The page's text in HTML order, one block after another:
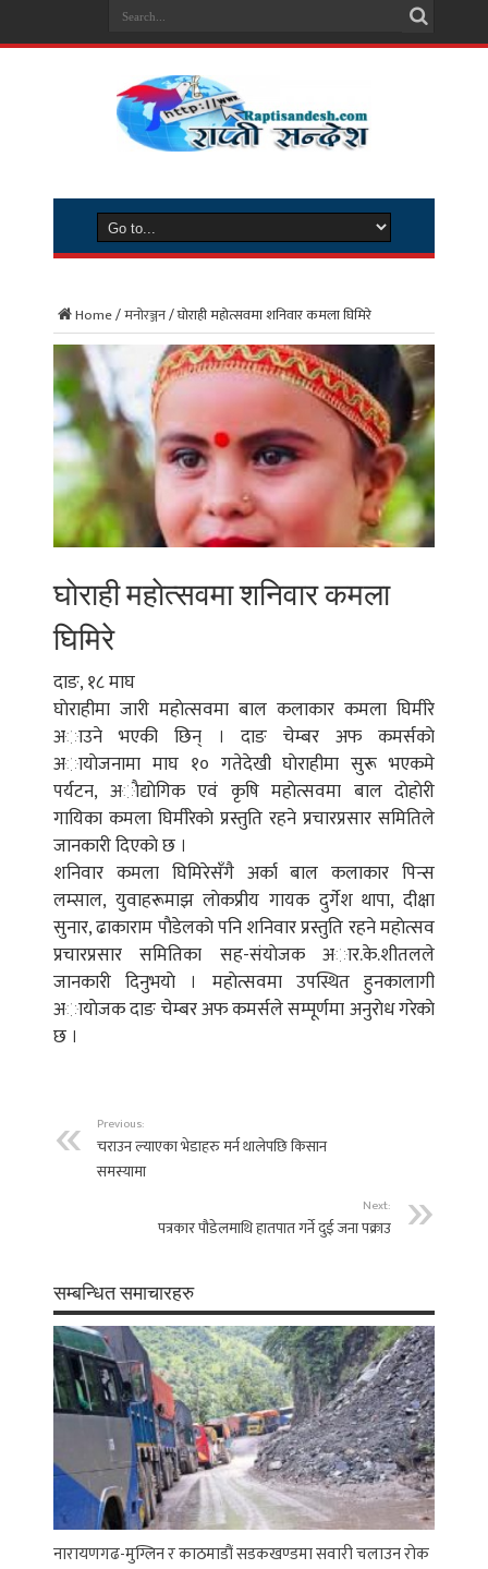
Home/मनोरञ्जन/घाेराही महाेत्सवमा शनिवार कमला घिमिरे
घाेराही महाेत्सवमा शनिवार कमला
घिमिरे
दाङ, १८ माघ
घाेराहीमा जारी महाेत्सवमा बाल कलाकार कमला घिमीरे
अाउने भएकी छिन् । दाङ चेम्बर अफ कमर्सकाे
अायाेजनामा माघ १० गतेदेखी घाेराहीमा सुरू भएकमे
पर्यटन, अाैद्याेगिक एवं कृषि महाेत्सवमा बाल दाेहाेरी
गायिका कमला घिमीरेकाे प्रस्तुति रहने प्रचारप्रसार समितिले
जानकारी दिएकाे छ ।
शनिवार कमला घिमिरेसँगै अर्का बाल कलाकार पिन्स
लम्साल, युवाहरूमाझ लाेकप्रीय गायक दुर्गेश थापा, दीक्षा
सुनार, ढाकाराम पाैडेलकाे पनि शनिवार प्रस्तुति रहने महाेत्सव
प्रचारप्रसार समितिका सह-संयाेजक अार.के.शीतलले
जानकारी दिनुभयाे । महाेत्सवमा उपस्थित हुनकालागी
अायाेजक दाङ चेम्बर अफ कमर्सले सम्पूर्णमा अनुराेध गरेकाे
छ ।
Previous:
चराउन ल्याएका भेडाहरु मर्न थालेपछि किसान
समस्यामा
Next:
पत्रकार पौडेलमाथि हातपात गर्ने दुई जना पक्राउ
सम्बन्धित समाचारहरु
नारायणगढ-मुग्लिन र काठमाडौं सडकखण्डमा सवारी चलाउन रोक